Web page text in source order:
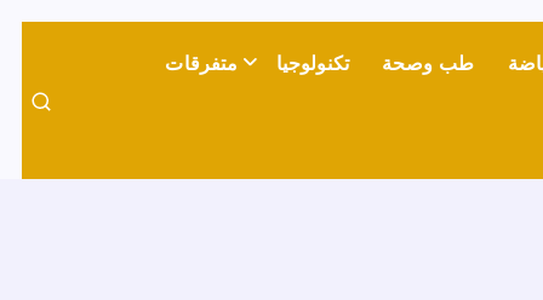
طب وصحة تكنولوجيا متفرقات